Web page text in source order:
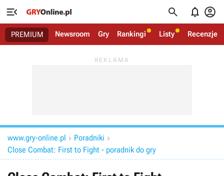
   
PREMIUM Newsroom Gry Rankingi Listy Recenzje
www.gry-online.pl  Poradniki 
Close Combat: First to Fight - poradnik do gry